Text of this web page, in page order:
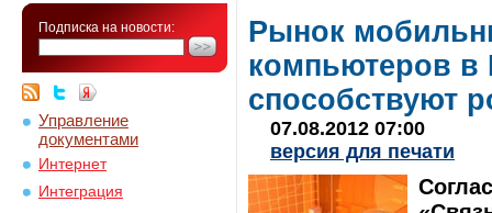
Подписка на новости:
Управление
документами
Интернет
Интеграция
Рынок
компьютеров в
способствуют
07.08.2012 07:00
версия для печати